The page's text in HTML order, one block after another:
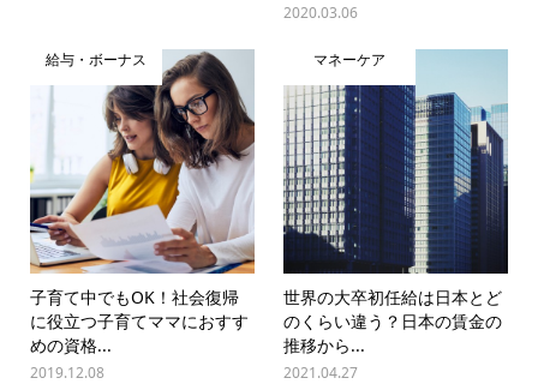
2020.03.06
給与・ボーナス
子育て中でもOK！社会復帰
に役立つ子育てママにおすす
めの資格...
2019.12.08
マネーケア
世界の大卒初任給は日本とど
のくらい違う？日本の賃金の
推移から...
2021.04.27